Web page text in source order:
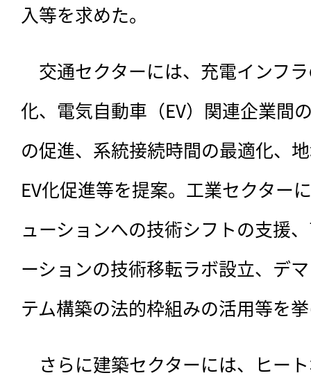
入等を求めた。
交通セクターには、充電インフ
化、電気自動車（EV）関連企業間
の促進、系統接続時間の最適化、
EV化促進等を提案。工業セクター
ューションへの技術シフトの支援
ーションの技術移転ラボ設立、デ
テム構築の法的枠組みの活用等を
さらに建築セクターには、ヒー